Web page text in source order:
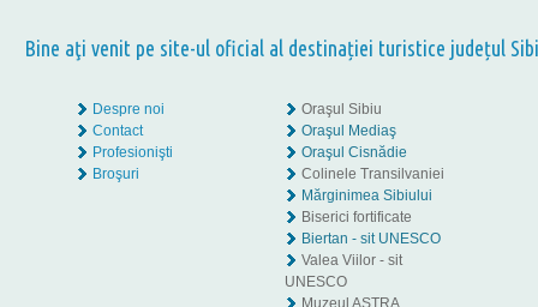
Bine aţi venit pe site-ul oficial al destinației turistice județul
Despre noi
Contact
Profesionişti
Broşuri
Oraşul Sibiu
Oraşul Mediaş
Oraşul Cisnădie
Colinele Transilvaniei
Mărginimea Sibiului
Biserici fortificate
Biertan - sit UNESCO
Valea Viilor - sit
UNESCO
Muzeul ASTRA